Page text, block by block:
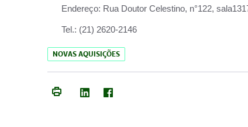
Endereço: Rua Doutor Celestino, n°122,
Tel.: (21) 2620-2146
NOVAS AQUISIÇÕES